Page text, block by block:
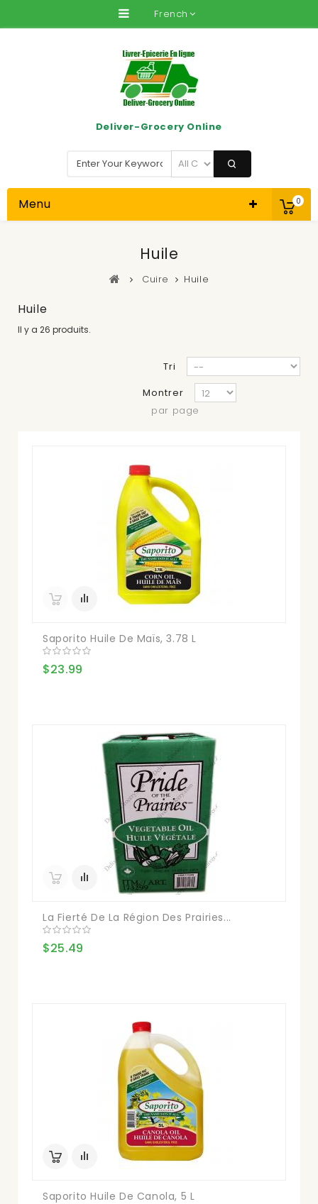
French
0
Deliver-Grocery Online
Menu
Huile
Cuire Huile
Huile
Il y a 26 produits.
Tri
Montrer
par page
Saporito Huile De Maïs, 3.78 L
$23.99
La Fierté De La Région Des Prairies...
$25.49
Saporito Huile De Canola, 5 L